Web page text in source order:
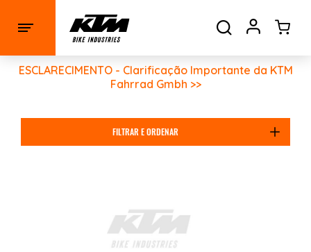
ESCLARECIMENTO - Clarificação Importante da KTM
Fahrrad Gmbh >>
FILTRAR E ORDENAR